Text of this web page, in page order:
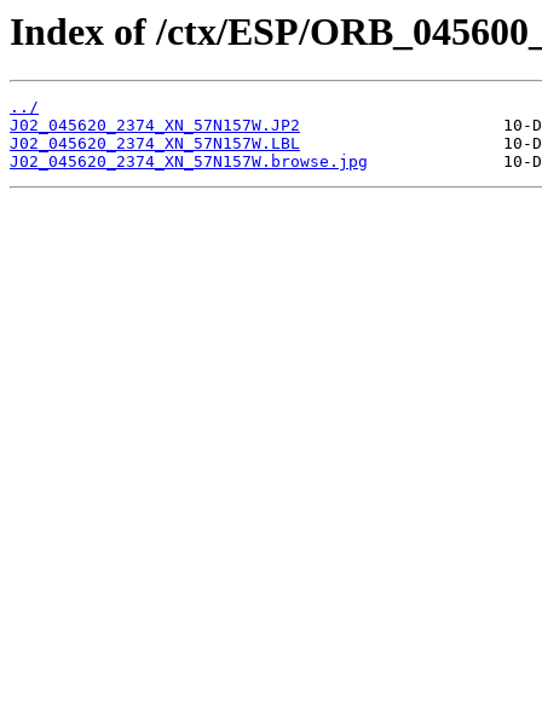
Index of /ctx/ESP/
../
J02_045620_2374_XN_57N157W.JP2
J02_045620_2374_XN_57N157W.LBL
J02_045620_2374_XN_57N157W.browse.jpg